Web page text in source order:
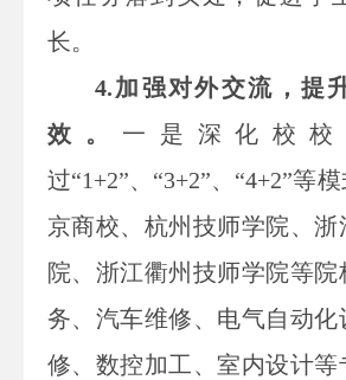
长。
4.加强对外交流，提
效。 一是深化校校
过“1+2”、“3+2”、“4+2”等
京商校、杭州技师学院、浙
院、浙江衢州技师学院等院
务、汽车维修、电气自动化
修、数控加工、室内设计等